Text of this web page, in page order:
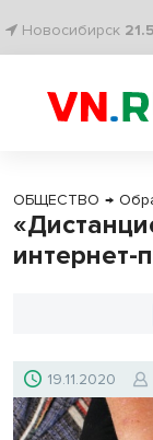
Новосибирск
ОБЩЕСТВО →
интернет-
19.11.2020